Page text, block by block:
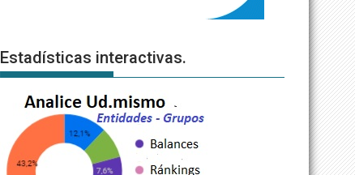
Estadísticas interactivas.